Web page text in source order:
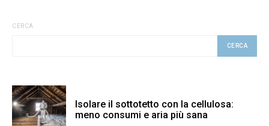
CERCA
CERCA
Isolare il sottotetto con la cellulosa:
meno consumi e aria più sana